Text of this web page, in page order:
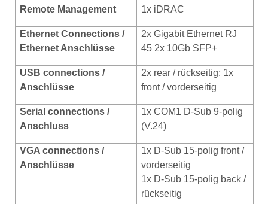
Remote Management 1x iDRAC
EthernetConnections /
Ethernet Anschlüsse
2x Gigabit Ethernet RJ
45 2x 10Gb SFP+
USB connections /
Anschlüsse
2x rear / rückseitig; 1x
front / vorderseitig
Serial connections /
Anschluss
1x COM1 D-Sub 9-polig
(V.24)
VGA connections /
Anschlüsse
1x D-Sub 15-polig front /
vorderseitig
1x D-Sub 15-polig back /
rückseitig